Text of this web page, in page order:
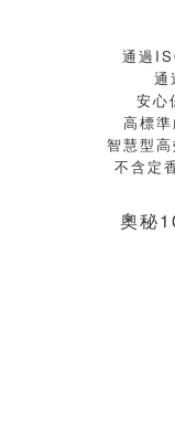
通過
通
安心
高標
智慧型
不含定
奧秘